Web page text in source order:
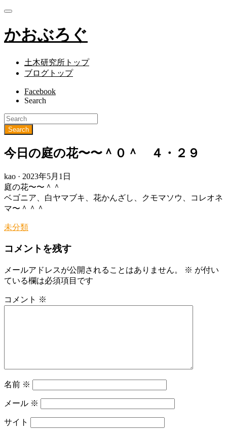
かおぶろぐ
土木研究所トップ
ブログトップ
Facebook
Search
今日の庭の花〜〜＾０＾ ４・２９
kao · Posted
on
2023年5月1日
庭の花〜〜＾＾
ベゴニア、白ヤマブキ、花かんざし、クモマソウ、コレオネ
マ〜＾＾＾
未分類
コメントを残す
メールアドレスが公開されることはありません。 ※ が付い
ている欄は必須項目です
コメント ※
名前 ※
メール ※
サイト